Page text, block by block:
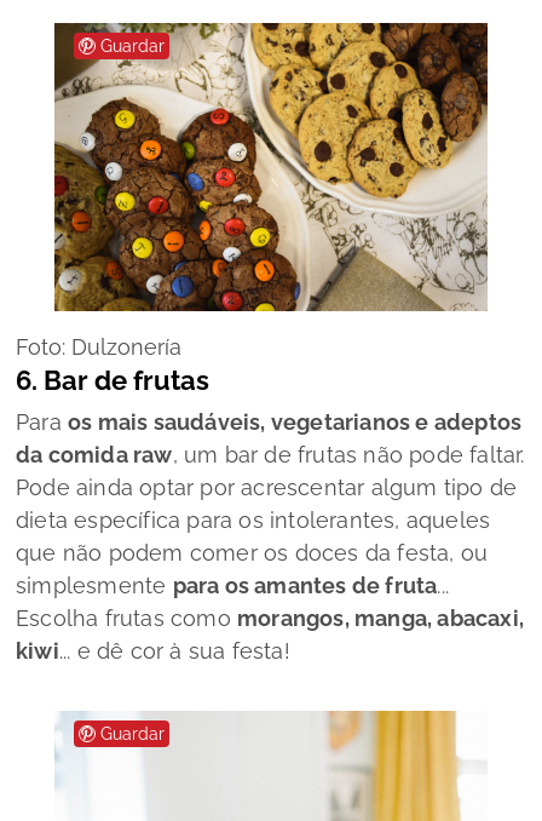
Guardar
Foto: Dulzonería
6. Bar de frutas
Para os mais saudáveis, vegetarianos e adeptos
da comida raw, um bar de frutas não pode faltar.
Pode ainda optar por acrescentar algum tipo de
dieta específica para os intolerantes, aqueles
que não podem comer os doces da festa, ou
simplesmente para os amantes de fruta...
Escolha frutas como morangos, manga, abacaxi,
kiwi... e dê cor à sua festa!
Guardar